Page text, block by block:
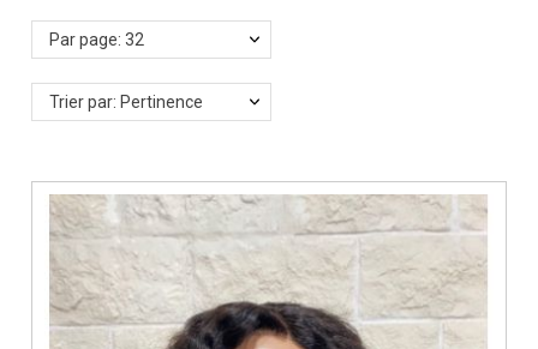
Par page: 32
Trier par: Pertinence